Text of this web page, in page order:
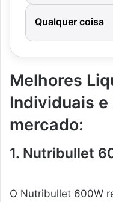
Qualquer coisa
Melhores
Individuais
mercado:
1. Nutribullet
O Nutribullet 600W